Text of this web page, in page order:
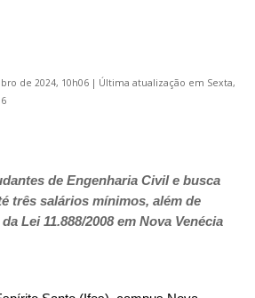
de 2024, 10h06 | Última atualização em Sexta,
de Engenharia Civil e busca
três salários mínimos, além de
Lei 11.888/2008 em Nova Venécia